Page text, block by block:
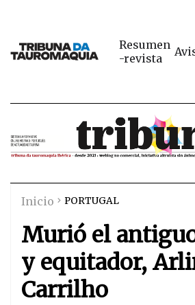
Resumen
-revista
Inicio PORTUGAL
Murió el
y equitador,
Carrilho